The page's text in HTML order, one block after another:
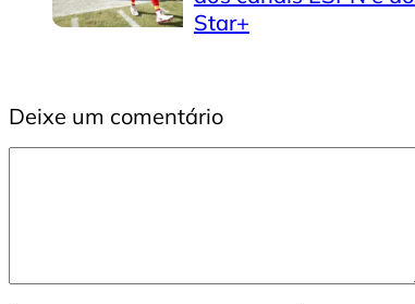
Star+
Deixe um comentário